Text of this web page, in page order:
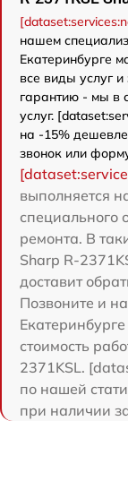
нашем
Екатеринбурге
все виды услуг
гарантию - мы в
услуг.
на -15%
звонок или
выполняется
специального
ремонта. В
Sharp R-
доставит
Позвоните и
стоимость
2371KSL.
по нашей
при наличии